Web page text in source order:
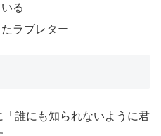
る
ラブレター
誰にも知られないように君